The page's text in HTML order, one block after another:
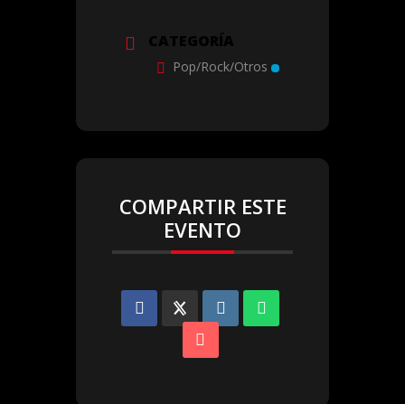
CATEGORÍA
Pop/Rock/Otros
COMPARTIR ESTE
EVENTO